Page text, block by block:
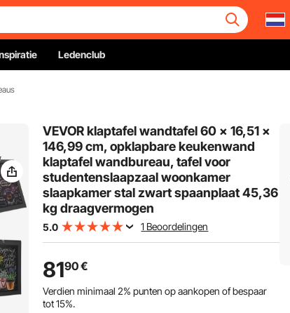
Ledenclub
VEVOR klaptafel wandtafel 60 x 16,51 x
146,99 cm, opklapbare keukenwand
klaptafel wandbureau, tafel voor
studentenslaapzaal woonkamer
slaapkamer stal zwart spaanplaat 45,36
kg draagvermogen
5.0 1 Beoordelingen
8190€
Verdien minimaal2% punten op aankopen of bespaar
tot15%.